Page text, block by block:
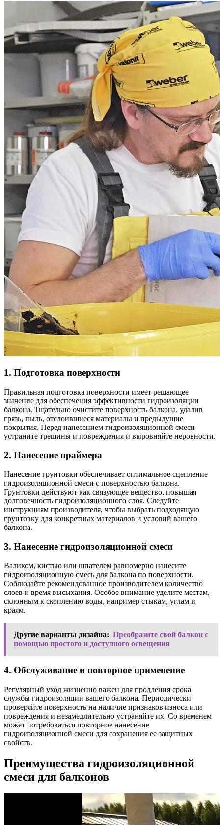
1. Подготовка поверхности
Правильная подготовка поверхности имеет решающее
значение для обеспечения эффективности гидроизоляции
балкона. Тщательно очистите поверхность балкона, удалив
грязь, пыль, отслоившиеся материалы и предыдущие
покрытия. Перед нанесением гидроизоляционной смеси
устраните трещины и повреждения и выровняйте неровности.
2. Нанесение праймера
Нанесение грунтовки обеспечивает оптимальное сцепление
гидроизоляционной смеси с поверхностью балкона.
Грунтовки действуют как связующее вещество, повышая
долговечность гидроизоляционного слоя. Следуйте
инструкциям производителя, чтобы выбрать подходящую
грунтовку для конкретных материалов и условий вашего
балкона.
3. Нанесение гидроизоляционной смеси
Валиком, кистью или шпателем равномерно нанесите
гидроизоляционную смесь для балкона по поверхности.
Соблюдайте рекомендованное производителем количество
слоев и время высыхания. Особое внимание уделите местам,
склонным к скоплению воды, например стыкам, углам и
краям.
Другие варианты дизайна: Преобразите свой балкон с
помощью простого и доступного освещения
4. Обслуживание и повторное применение
Регулярный уход жизненно важен для продления срока
службы гидроизоляции вашего балкона. Периодически
проверяйте поверхность на наличие признаков износа или
повреждения и незамедлительно устраняйте их. Со временем
может потребоваться повторное нанесение
гидроизоляционной смеси для сохранения ее защитных
свойств.
Преимущества гидроизоляционной
смеси для балконов